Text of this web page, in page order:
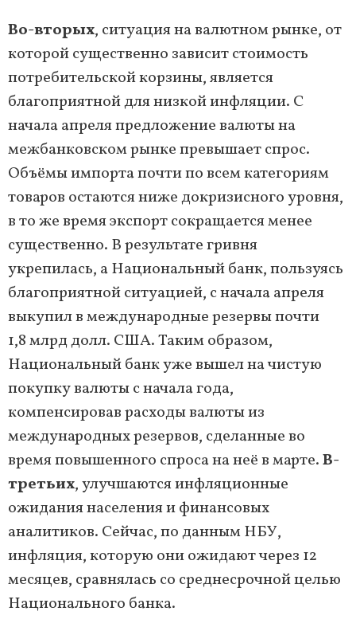
Во-вторых, ситуация на валютном рынке, от
которой существенно зависит стоимость
потребительской корзины, является
благоприятной для низкой инфляции. С
начала апреля предложение валюты на
межбанковском рынке превышает спрос.
Объёмы импорта почти по всем категориям
товаров остаются ниже докризисного уровня,
в то же время экспорт сокращается менее
существенно. В результате гривня
укрепилась, а Национальный банк, пользуясь
благоприятной ситуацией, с начала апреля
выкупил в международные резервы почти
1,8 млрд долл. США. Таким образом,
Национальный банк уже вышел на чистую
покупку валюты с начала года,
компенсировав расходы валюты из
международных резервов, сделанные во
время повышенного спроса на неё в марте.В-
третьих, улучшаются инфляционные
ожидания населения и финансовых
аналитиков. Сейчас, по данным НБУ,
инфляция, которую они ожидают через 12
месяцев, сравнялась со среднесрочной целью
Национального банка.